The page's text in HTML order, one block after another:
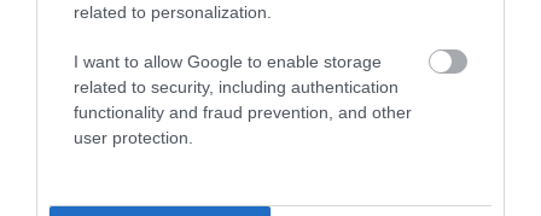
related to personalization.
I want to allow Google to enable storage
related to security, including authentication
functionality and fraud prevention, and other
user protection.